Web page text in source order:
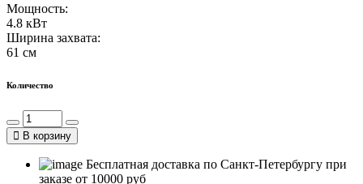
Мощность:
4.8 кВт
Ширина захвата:
61 см
Количество
В корзину
Бесплатная доставка по Санкт-Петербургу при
заказе от 10000 руб